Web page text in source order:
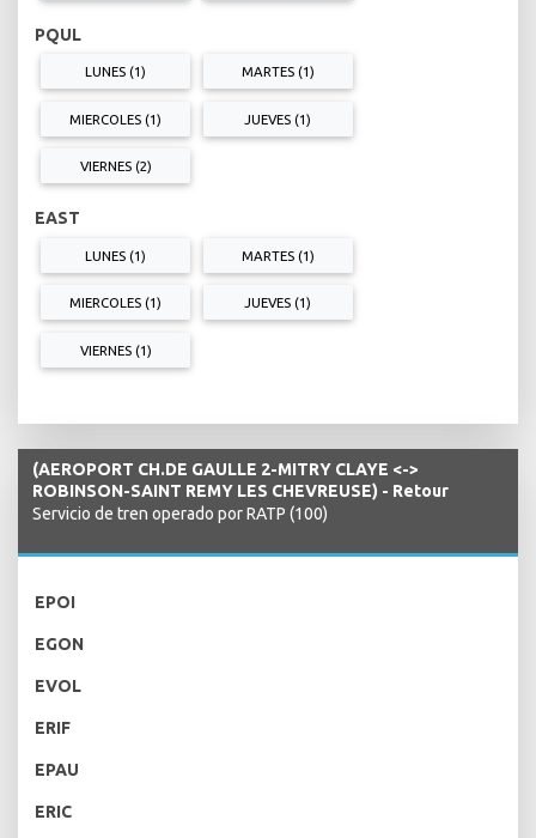
PQUL
LUNES (1) MARTES (1)
MIERCOLES (1) JUEVES (1)
VIERNES (2)
EAST
LUNES (1) MARTES (1)
MIERCOLES (1) JUEVES (1)
VIERNES (1)
(AEROPORT CH.DE GAULLE 2-MITRY CLAYE <->
ROBINSON-SAINT REMY LES CHEVREUSE) - Retour
Servicio de tren operado por RATP (100)
EPOI
EGON
EVOL
ERIF
EPAU
ERIC